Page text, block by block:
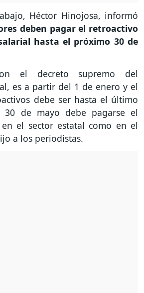
Héctor Hinojosa, informó
deben pagar el retroactivo
hasta el próximo 30 de
el decreto supremo del
es a partir del 1 de enero y el
debe ser hasta el último
de mayo debe pagarse el
el sector estatal como en el
a los periodistas.